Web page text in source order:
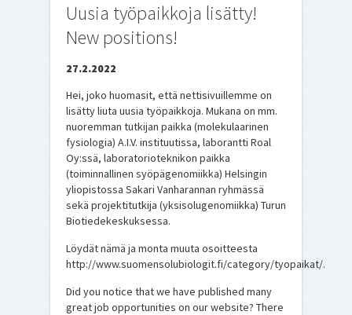
Uusia työpaikkoja lisätty!
New positions!
27.2.2022
Hei, joko huomasit, että nettisivuillemme on
lisätty liuta uusia työpaikkoja. Mukana on mm.
nuoremman tutkijan paikka (molekulaarinen
fysiologia) A.I.V. instituutissa, laborantti Roal
Oy:ssä, laboratorioteknikon paikka
(toiminnallinen syöpägenomiikka) Helsingin
yliopistossa Sakari Vanharannan ryhmässä
sekä projektitutkija (yksisolugenomiikka) Turun
Biotiedekeskuksessa.
Löydät nämä ja monta muuta osoitteesta
http://www.suomensolubiologit.fi/category/tyopaikat/.
Did you notice that we have published many
great job opportunities on our website? There